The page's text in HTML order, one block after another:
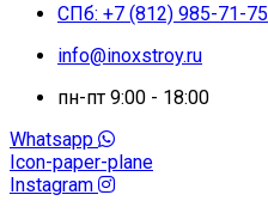
СПб: +7 (812) 985-71-75
info@inoxstroy.ru
пн-пт 9:00 - 18:00
Whatsapp
Icon-paper-plane
Instagram